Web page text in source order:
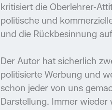
kritisiert die Oberlehrer-
politische und
und die Rückbesinnung
Der Autor hat sicherlich
politisierte Werbung und
schon jeder von uns
Darstellung. Immer wieder